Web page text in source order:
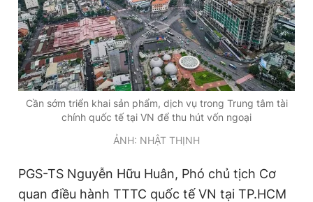
Cần sớm triển khai sản phẩm, dịch vụ trong Trung tâm tài
chính quốc tế tại VN để thu hút vốn ngoại
ẢNH: NHẬT THỊNH
PGS-TS Nguyễn Hữu Huân, Phó chủ tịch Cơ
quan điều hành TTTC quốc tế VN tại TP.HCM